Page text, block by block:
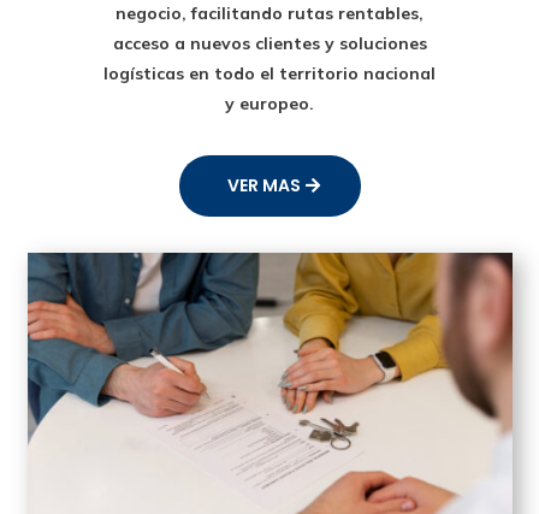
negocio, facilitando rutas rentables,
acceso a nuevos clientes y soluciones
logísticas en todo el territorio nacional
y europeo.
VER MAS